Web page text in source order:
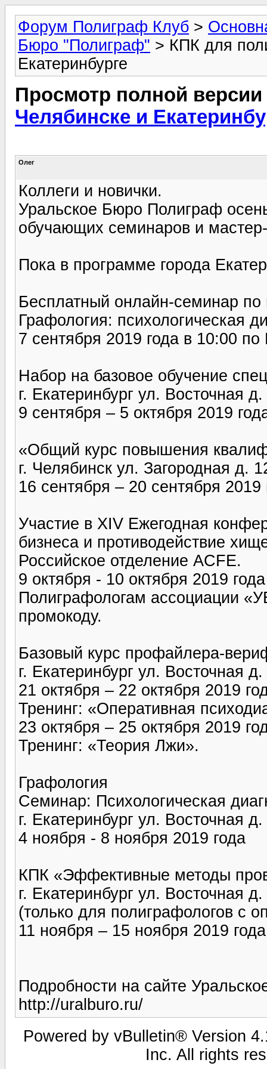
Форум Полиграф Клуб >
Бюро "Полиграф" > КПК для
Екатеринбурге
Просмотр полной
Челябинске и
Олег
Коллеги и новички.
Уральское Бюро Полиграф
обучающих семинаров и
Пока в программе города
Бесплатный онлайн-семинар по
Графология: психологическая
7 сентября 2019 года в 10:00
Набор на базовое обучение
г. Екатеринбург ул. Восточная
9 сентября – 5 октября 2019
«Общий курс повышения
г. Челябинск ул. Загородная д.
16 сентября – 20 сентября 2019
Участие в XIV Ежегодная
бизнеса и противодействие
Российское отделение ACFE.
9 октября - 10 октября 2019
Полиграфологам ассоциации
промокоду.
Базовый курс профайлера-
г. Екатеринбург ул. Восточная
21 октября – 22 октября 2019
Тренинг: «Оперативная
23 октября – 25 октября 2019
Тренинг: «Теория Лжи».
Графология
Семинар: Психологическая
г. Екатеринбург ул. Восточная
4 ноября - 8 ноября 2019 года
КПК «Эффективные методы
г. Екатеринбург ул. Восточная
(только для полиграфологов с
11 ноября – 15 ноября 2019 года
Подробности на сайте
http://uralburo.ru/
Powered by vBulletin® Version
Inc. All rights